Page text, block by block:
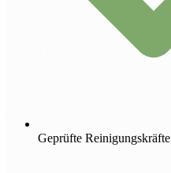
Geprüfte Reinigungskräfte